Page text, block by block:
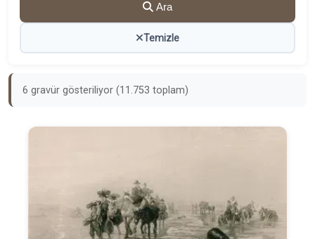
Ara
Temizle
6 gravür gösteriliyor (11.753 toplam)